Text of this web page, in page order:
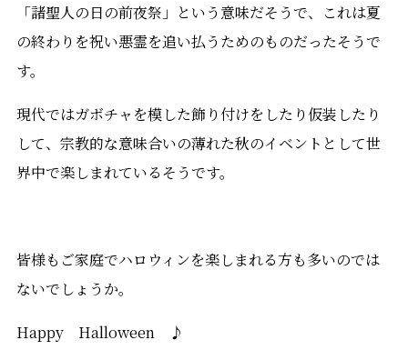
「諸聖人の日の前夜祭」という意味だそうで、これは夏
の終わりを祝い悪霊を追い払うためのものだったそうで
す。
現代ではガボチャを模した飾り付けをしたり仮装したり
して、宗教的な意味合いの薄れた秋のイベントとして世
界中で楽しまれているそうです。
皆様もご家庭でハロウィンを楽しまれる方も多いのでは
ないでしょうか。
Happy Halloween ♪